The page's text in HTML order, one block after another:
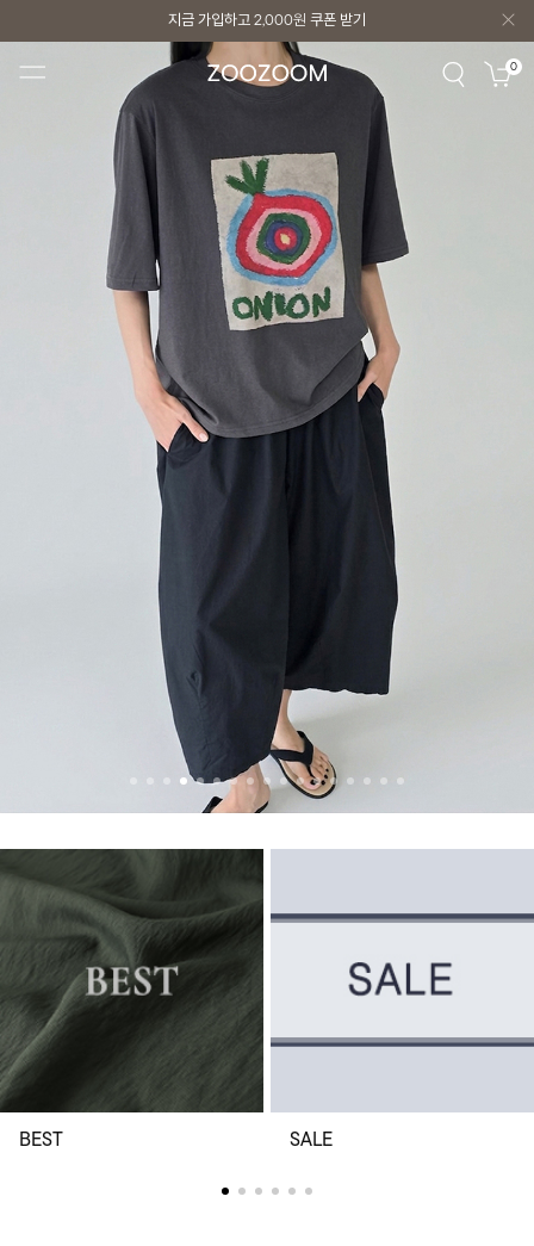
지금 가입하고 2,000원 쿠폰 받기
지금 가입하고 2,000원 쿠폰 받기 0
BEST SALE